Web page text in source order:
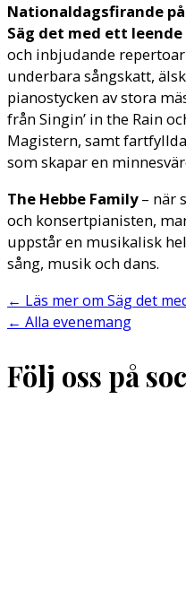
Nationaldagsfirande på
Säg det med ett leende
och inbjudande
underbara sångskatt,
pianostycken av stora
från Singin’ in the Rain
Magistern, samt
som skapar en
The Hebbe Family– när
och konsertpianisten,
uppstår en musikalisk
sång, musik och dans.
← Läs mer om Säg det
← Alla evenemang
Följ oss på